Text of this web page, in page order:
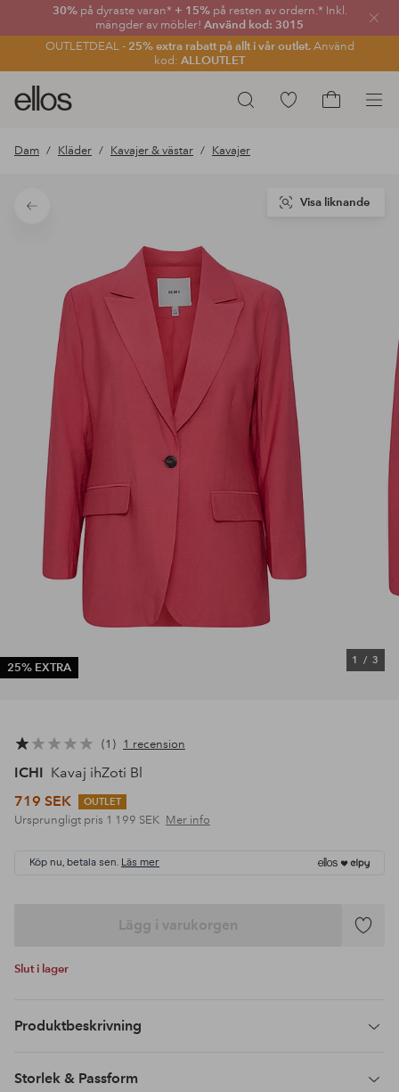
30% på dyraste varan* + 15% på resten av ordern.* Inkl.
mängder av möbler! Använd kod: 3015
OUTLETDEAL - 25% extra rabatt på allt i vår outlet.Använd
kod: ALLOUTLET
Sök
Ellos
logotyp
gå
förstasidan
Gå
Dam Kläder Kavajer & västar Kavajer
Tillbaka
25% EXTRA
1 / 3
Visa liknande
1 1 recension
ICHI Kavaj ihZoti Bl
719 SEK
OUTLET
Ursprungligt pris 1 199 SEK Mer info
Köp nu, betala sen. Läs mer
Lägg i varukorgen
Lägg
Slut i lager
Produktbeskrivning
Storlek & Passform